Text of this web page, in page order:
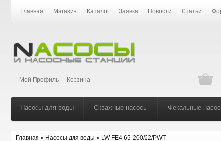
Главная Магазин Каталог Заявка Новости Статьи
Мой Профиль Корзина
Насосы для воды Скважные насосы Фекальные
Главная » Насосы для воды » LW-FЕ4 65-200/22/PWT